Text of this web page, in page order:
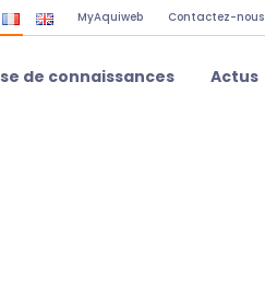
MyAquiweb Contactez-nous
de connaissances Actus